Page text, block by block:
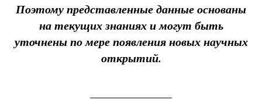
Поэтому представленные данные основаны
на текущих знаниях и могут быть
уточнены по мере появления новых научных
открытий.